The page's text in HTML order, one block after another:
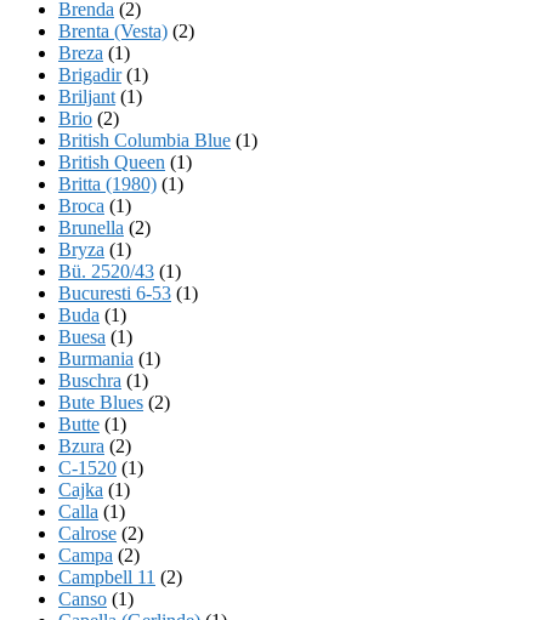
Brenda (2)
Brenta (Vesta) (2)
Breza (1)
Brigadir(1)
Briljant (1)
Brio (2)
British Columbia Blue (1)
British Queen (1)
Britta (1980) (1)
Broca (1)
Brunella (2)
Bryza (1)
Bü. 2520/43 (1)
Bucuresti 6-53 (1)
Buda (1)
Buesa (1)
Burmania (1)
Buschra (1)
Bute Blues (2)
Butte (1)
Bzura (2)
C-1520 (1)
Cajka (1)
Calla (1)
Calrose (2)
Campa (2)
Campbell 11 (2)
Canso (1)